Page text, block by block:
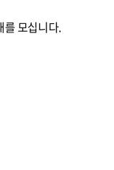
를 모십니다.